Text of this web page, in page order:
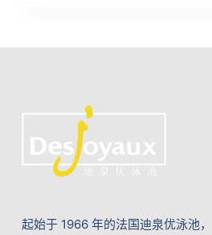
起始于 1966 年的法国迪泉优泳池